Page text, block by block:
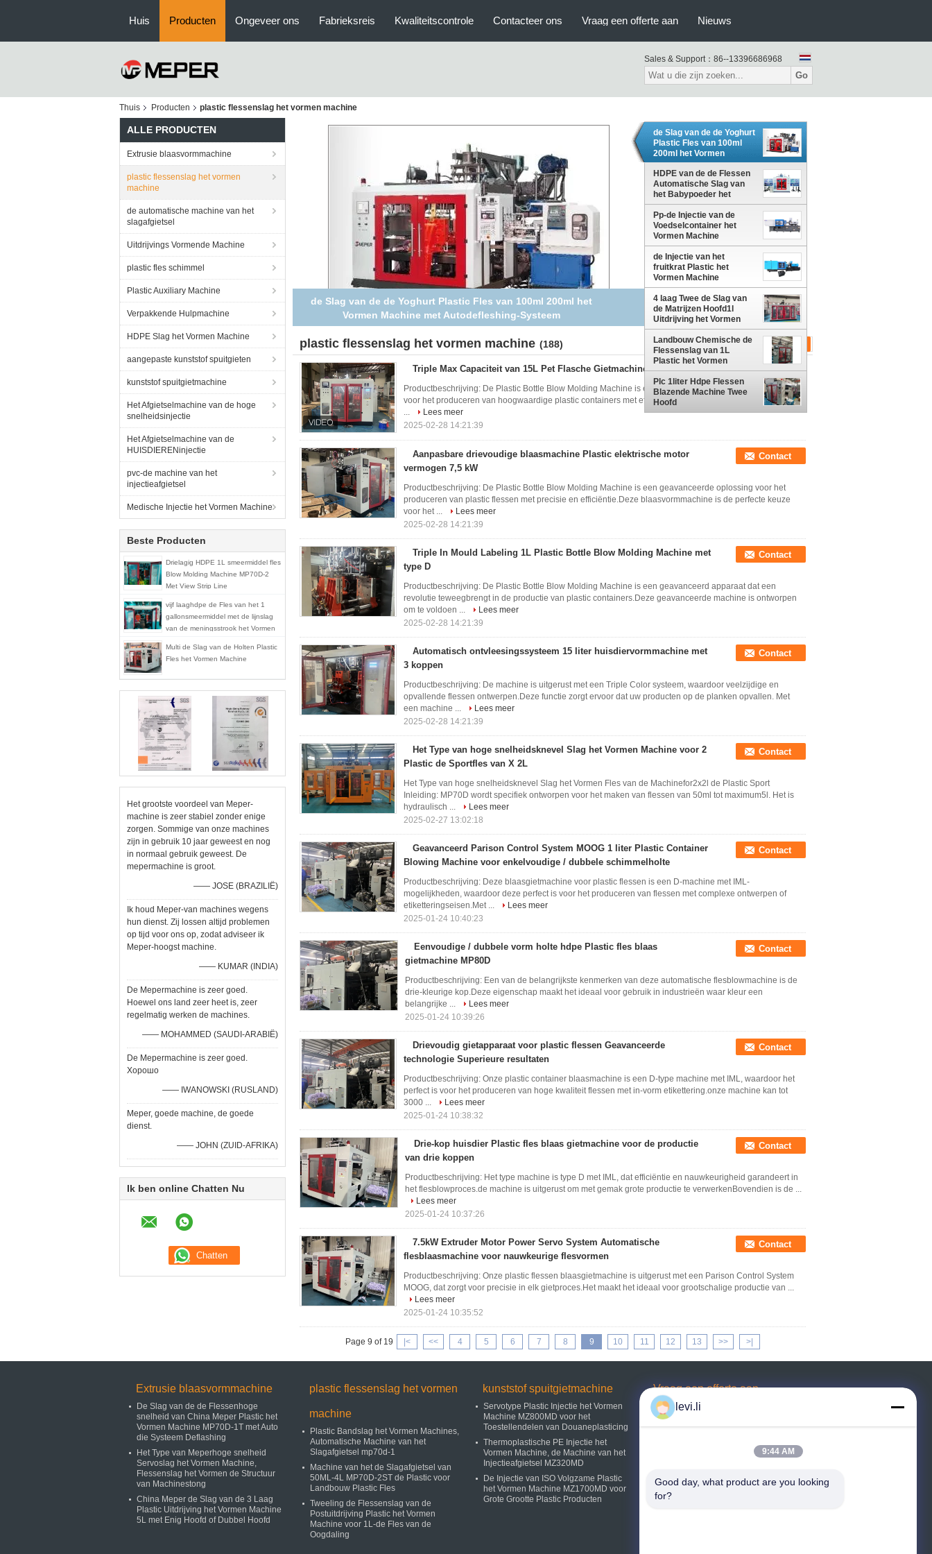
Huis Producten Ongeveer ons Fabrieksreis Kwaliteitscontrole Contacteer ons Vraag een offerte aan Nieuws
Sales & Support： 86--13396686968
Go
Thuis Producten plastic flessenslag het vormen machine
ALLE PRODUCTEN
Extrusie blaasvormmachine
plastic flessenslag het vormen
machine
de automatische machine van het
slagafgietsel
Uitdrijvings Vormende Machine
plastic fles schimmel
Plastic Auxiliary Machine
Verpakkende Hulpmachine
HDPE Slag het Vormen Machine
aangepaste kunststof spuitgieten
kunststof spuitgietmachine
Het Afgietselmachine van de hoge
snelheidsinjectie
Het Afgietselmachine van de
HUISDIERENinjectie
pvc-de machine van het
injectieafgietsel
Medische Injectie het Vormen Machine
Beste Producten
Drielagig HDPE 1L smeermiddel fles
Blow Molding Machine MP70D-2
Met View Strip Line
vijf laaghdpe de Fles van het 1
gallonsmeermiddel met de lijnslag
van de meningsstrook het Vormen
Multi de Slag van de Holten Plastic
Fles het Vormen Machine
Het grootste voordeel van Meper-
machine is zeer stabiel zonder enige
zorgen. Sommige van onze machines
zijn in gebruik 10 jaar geweest en nog
in normaal gebruik geweest. De
mepermachine is groot.
—— JOSE (BRAZILIË)
Ik houd Meper-van machines wegens
hun dienst. Zij lossen altijd problemen
op tijd voor ons op, zodat adviseer ik
Meper-hoogst machine.
—— KUMAR (INDIA)
De Mepermachine is zeer goed.
Hoewel ons land zeer heet is, zeer
regelmatig werken de machines.
—— MOHAMMED (SAUDI-ARABIË)
De Mepermachine is zeer goed.
Хорошо
—— IWANOWSKI (RUSLAND)
Meper, goede machine, de goede
dienst.
—— JOHN (ZUID-AFRIKA)
Ik ben online Chatten Nu
HDPE van de de Flessen Automatische Slag van het Babypoeder
het Afgietselmachine met IML-Systeem
de Slag van de de Yoghurt
Plastic Fles van 100ml
200ml het Vormen
Machine met
Autodefleshing-Systeem
HDPE van de de Flessen
Automatische Slag van
het Babypoeder het
Afgietselmachine met
IML-Systeem
Pp-de Injectie van de
Voedselcontainer het
Vormen Machine
de Injectie van het
fruitkrat Plastic het
Vormen Machine
4 laag Twee de Slag van
de Matrijzen Hoofd1l
Uitdrijving het Vormen
Machineplc
Landbouw Chemische de
Flessenslag van 1L
Plastic het Vormen
Machine voor Hdpe
Plc 1liter Hdpe Flessen
Blazende Machine Twee
Hoofd
plastic flessenslag het vormen machine (188)
Triple Max Capaciteit van 15L Pet Flasche Gietmachine 7.5kW Contact
Productbeschrijving: De Plastic Bottle Blow Molding Machine is een top-of-the-line apparatuur ontworpen
voor het produceren van hoogwaardige plastic containers met efficiëntie en precisie.,Deze machine is een
...
Lees meer
2025-02-28 14:21:39
Aanpasbare drievoudige blaasmachine Plastic elektrische motor
vermogen 7,5 kW
Contact
Productbeschrijving: De Plastic Bottle Blow Molding Machine is een geavanceerde oplossing voor het
produceren van plastic flessen met precisie en efficiëntie.Deze blaasvormmachine is de perfecte keuze
voor het ...
Lees meer
2025-02-28 14:21:39
Triple In Mould Labeling 1L Plastic Bottle Blow Molding Machine met
type D
Contact
Productbeschrijving: De Plastic Bottle Blow Molding Machine is een geavanceerd apparaat dat een
revolutie teweegbrengt in de productie van plastic containers.Deze geavanceerde machine is ontworpen
om te voldoen ...
Lees meer
2025-02-28 14:21:39
Automatisch ontvleesingssysteem 15 liter huisdiervormmachine met
3 koppen
Contact
Productbeschrijving: De machine is uitgerust met een Triple Color systeem, waardoor veelzijdige en
opvallende flessen ontwerpen.Deze functie zorgt ervoor dat uw producten op de planken opvallen. Met
een machine ...
Lees meer
2025-02-28 14:21:39
Het Type van hoge snelheidsknevel Slag het Vormen Machine voor 2
Plastic de Sportfles van X 2L
Contact
Het Type van hoge snelheidsknevel Slag het Vormen Fles van de Machinefor2x2l de Plastic Sport
Inleiding: MP70D wordt specifiek ontworpen voor het maken van flessen van 50ml tot maximum5l. Het is
hydraulisch ...
Lees meer
2025-02-27 13:02:18
Geavanceerd Parison Control System MOOG 1 liter Plastic Container
Blowing Machine voor enkelvoudige / dubbele schimmelholte
Contact
Productbeschrijving: Deze blaasgietmachine voor plastic flessen is een D-machine met IML-
mogelijkheden, waardoor deze perfect is voor het produceren van flessen met complexe ontwerpen of
etiketteringseisen.Met ...
Lees meer
2025-01-24 10:40:23
Eenvoudige / dubbele vorm holte hdpe Plastic fles blaas
gietmachine MP80D
Contact
Productbeschrijving: Een van de belangrijkste kenmerken van deze automatische flesblowmachine is de
drie-kleurige kop.Deze eigenschap maakt het ideaal voor gebruik in industrieën waar kleur een
belangrijke ...
Lees meer
2025-01-24 10:39:26
Drievoudig gietapparaat voor plastic flessen Geavanceerde
technologie Superieure resultaten
Contact
Productbeschrijving: Onze plastic container blaasmachine is een D-type machine met IML, waardoor het
perfect is voor het produceren van hoge kwaliteit flessen met in-vorm etikettering.onze machine kan tot
3000 ...
Lees meer
2025-01-24 10:38:32
Drie-kop huisdier Plastic fles blaas gietmachine voor de productie
van drie koppen
Contact
Productbeschrijving: Het type machine is type D met IML, dat efficiëntie en nauwkeurigheid garandeert in
het flesblowproces.de machine is uitgerust om met gemak grote productie te verwerkenBovendien is de ...
Lees meer
2025-01-24 10:37:26
7.5kW Extruder Motor Power Servo System Automatische
flesblaasmachine voor nauwkeurige flesvormen
Contact
Productbeschrijving: Onze plastic flessen blaasgietmachine is uitgerust met een Parison Control System
MOOG, dat zorgt voor precisie in elk gietproces.Het maakt het ideaal voor grootschalige productie van ...
Lees meer
2025-01-24 10:35:52
Page 9 of 19 |< << 4 5 6 7 8 9 10 11 12 13 >> >|
Extrusie blaasvormmachine
De Slag van de de Flessenhoge
snelheid van China Meper Plastic het
Vormen Machine MP70D-1T met Auto
die Systeem Deflashing
Het Type van Meperhoge snelheid
Servoslag het Vormen Machine,
Flessenslag het Vormen de Structuur
van Machinestong
China Meper de Slag van de 3 Laag
Plastic Uitdrijving het Vormen Machine
5L met Enig Hoofd of Dubbel Hoofd
plastic flessenslag het vormen
machine
Plastic Bandslag het Vormen Machines,
Automatische Machine van het
Slagafgietsel mp70d-1
Machine van het de Slagafgietsel van
50ML-4L MP70D-2ST de Plastic voor
Landbouw Plastic Fles
Tweeling de Flessenslag van de
Postuitdrijving Plastic het Vormen
Machine voor 1L-de Fles van de
Oogdaling
kunststof spuitgietmachine
Servotype Plastic Injectie het Vormen
Machine MZ800MD voor het
Toestellendelen van Douaneplasticing
Thermoplastische PE Injectie het
Vormen Machine, de Machine van het
Injectieafgietsel MZ320MD
De Injectie van ISO Volgzame Plastic
het Vormen Machine MZ1700MD voor
Grote Grootte Plastic Producten
Vraag een offerte aan
Verzend
E-Mail Sitemap
levi.li
9:44 AM
Good day, what product are you looking
for?